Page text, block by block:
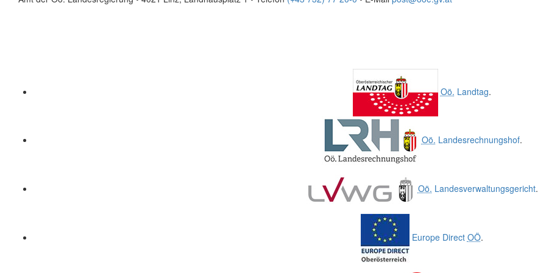
Oö. Landtag.
Oö. Landesrechnungshof.
Oö. Landesverwaltungsgericht.
Europe Direct OÖ.